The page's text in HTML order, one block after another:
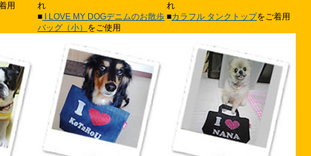
用
れ
■ I LOVE MY DOGデニムのお散歩
バッグ（小） をご使用
れ
■カラフル タンクトップをご着用